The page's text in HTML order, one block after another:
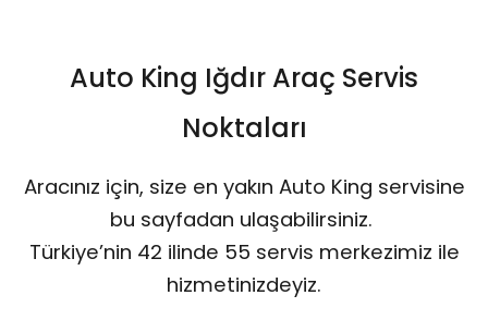
Randevu Al
Auto King Iğdır Araç Servis
Noktaları
Aracınız için, size en yakın Auto King servisine
bu sayfadan ulaşabilirsiniz.
Türkiye’nin 42 ilinde 55 servis merkezimiz ile
hizmetinizdeyiz.